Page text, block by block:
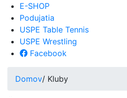
E-SHOP
Podujatia
USPE Table Tennis
USPE Wrestling
Facebook
Domov/ Kluby